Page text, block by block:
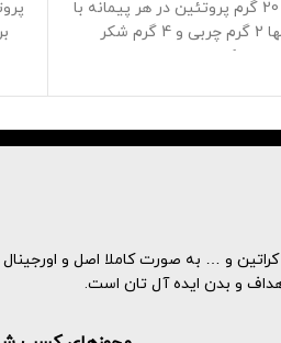
حاوی 20 گرم پروتئین در هر پیمانه با
و 4 گرم شکر
ریکاوری عضلانی
ریکاوری عضلات شما است
بهو … به صورت کاملا اصل و اورجینال
و بدن ایده آل تان است.